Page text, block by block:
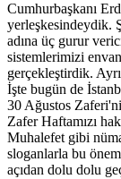
Cumhurbaşkanı
yerleşkesindeydik.
adına üç gurur
sistemlerimizi
gerçekleştirdik.
İşte bugün de
30 Ağustos
Zafer Haftamızı
Muhalefet gibi
sloganlarla bu
açıdan dolu dolu